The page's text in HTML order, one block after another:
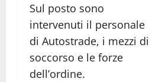
Sul posto sono
intervenuti il personale
di Autostrade, i mezzi di
soccorso e le forze
dell’ordine.